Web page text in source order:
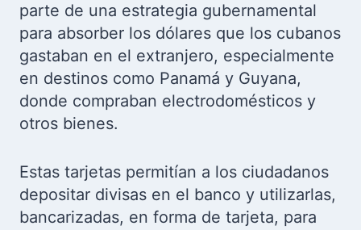
parte de una estrategia gubernamental
para absorber los dólares que los cubanos
gastaban en el extranjero, especialmente
en destinos como Panamá y Guyana,
donde compraban electrodomésticos y
otros bienes.
Estas tarjetas permitían a los ciudadanos
depositar divisas en el banco y utilizarlas,
bancarizadas, en forma de tarjeta, para